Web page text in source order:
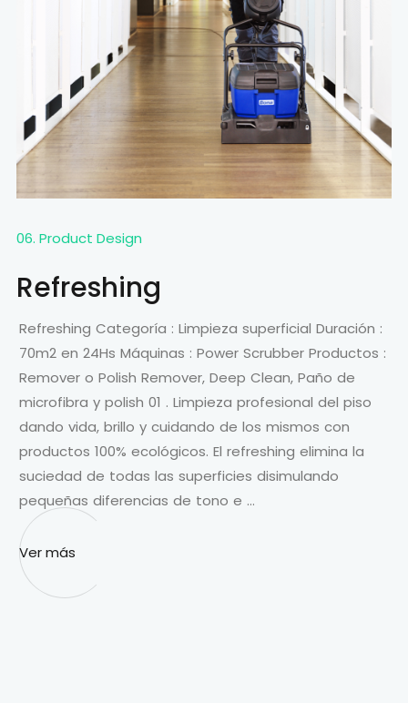
06. Product Design
Refreshing
Refreshing Categoría : Limpieza superficial Duración :
70m2 en 24Hs Máquinas : Power Scrubber Productos :
Remover o Polish Remover, Deep Clean, Paño de
microfibra y polish 01 . Limpieza profesional del piso
dando vida, brillo y cuidando de los mismos con
productos 100% ecológicos. El refreshing elimina la
suciedad de todas las superficies disimulando
pequeñas diferencias de tono e …
Ver más